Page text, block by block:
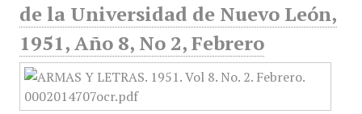
de la Universidad de Nuevo León,
1951, Año 8, No 2, Febrero